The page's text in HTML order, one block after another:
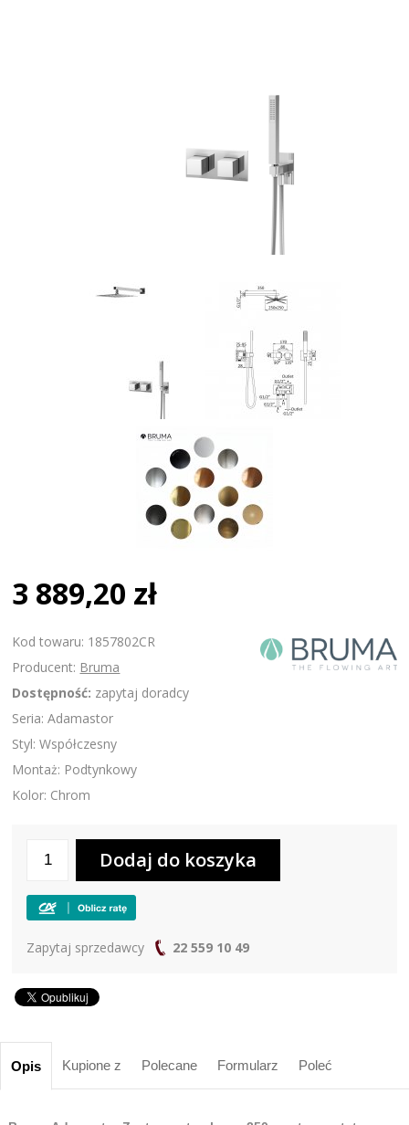
3 889,20 zł
Kod towaru: 1857802CR
Producent: Bruma
Dostępność: zapytaj doradcy
Seria: Adamastor
Styl: Współczesny
Montaż: Podtynkowy
Kolor: Chrom
Zapytaj sprzedawcy 22 559 10 49
Opis Kupione z Polecane Formularz Poleć